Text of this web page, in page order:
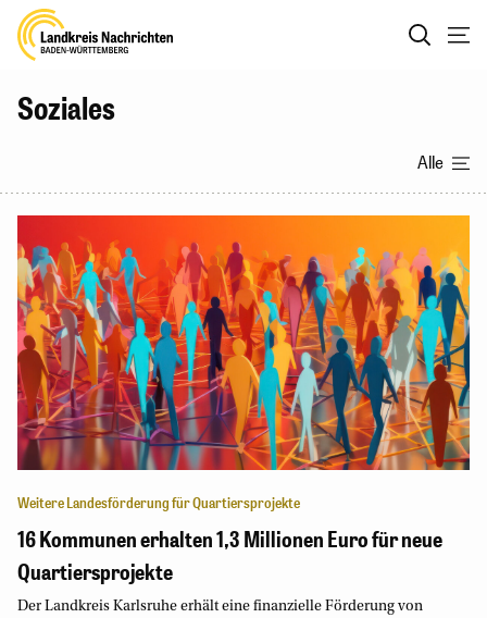
Soziales
Alle
Weitere Landesförderung für Quartiersprojekte
16 Kommunen erhalten 1,3 Millionen Euro für neue
Quartiersprojekte
Der Landkreis Karlsruhe erhält eine finanzielle Förderung von